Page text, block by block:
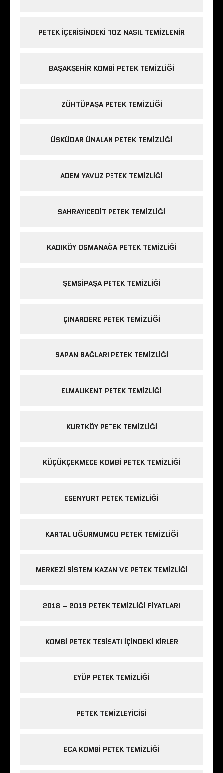
PETEK IÇERISINDEKI TOZ NASIL TEMIZLENIR
BAŞAKŞEHIR KOMBI PETEK TEMIZLIĞI
ZÜHTÜPAŞA PETEK TEMIZLIĞI
ÜSKÜDAR ÜNALAN PETEK TEMIZLIĞI
ADEM YAVUZ PETEK TEMIZLIĞI
SAHRAYICEDIT PETEK TEMIZLIĞI
KADIKÖY OSMANAĞA PETEK TEMIZLIĞI
ŞEMSIPAŞA PETEK TEMIZLIĞI
ÇINARDERE PETEK TEMIZLIĞI
SAPAN BAĞLARI PETEK TEMIZLIĞI
ELMALIKENT PETEK TEMIZLIĞI
KURTKÖY PETEK TEMIZLIĞI
KÜÇÜKÇEKMECE KOMBI PETEK TEMIZLIĞI
ESENYURT PETEK TEMIZLIĞI
KARTAL UĞURMUMCU PETEK TEMIZLIĞI
MERKEZI SISTEM KAZAN VE PETEK TEMIZLIĞI
2018 – 2019 PETEK TEMIZLIĞI FIYATLARI
KOMBI PETEK TESISATI IÇINDEKI KIRLER
EYÜP PETEK TEMIZLIĞI
PETEK TEMIZLEYICISI
ECA KOMBI PETEK TEMIZLIĞI